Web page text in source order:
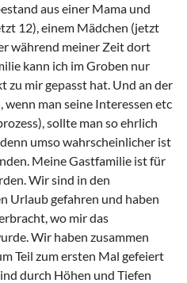
aus einer Mama und
12), einem Mädchen (jetzt
während meiner Zeit dort
kann ich im Groben nur
zu mir gepasst hat. Und an der
man seine Interessen etc
sollte man so ehrlich
umso wahrscheinlicher ist
Meine Gastfamilie ist für
Wir sind in den
Urlaub gefahren und haben
wo mir das
Wir haben zusammen
Teil zum ersten Mal gefeiert
durch Höhen und Tiefen